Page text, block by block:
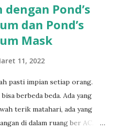
Pond’s
dan Pond’s
Mask
11, 2022
pasti impian setiap orang.
berbeda beda. Ada yang
terik matahari, ada yang
di dalam ruang ber AC.